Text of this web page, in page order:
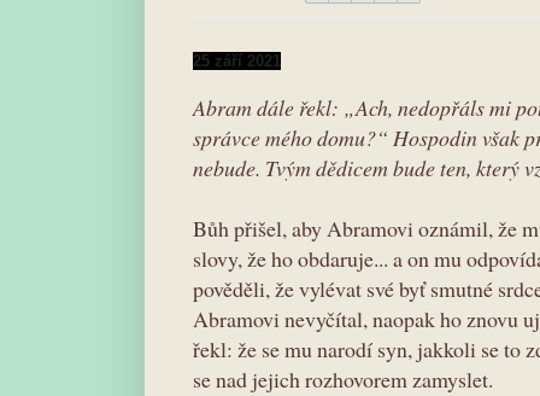
25 září 2021
Abram dále řekl: „Ach, nedopřáls mi
správce mého domu?“ Hospodin však
nebude. Tvým dědicem bude ten, který
Bůh přišel, aby Abramovi oznámil, že
slovy, že ho obdaruje... a on mu
pověděli, že vylévat své byť smutné
Abramovi nevyčítal, naopak ho znovu
řekl: že se mu narodí syn, jakkoli se to
se nad jejich rozhovorem zamyslet.